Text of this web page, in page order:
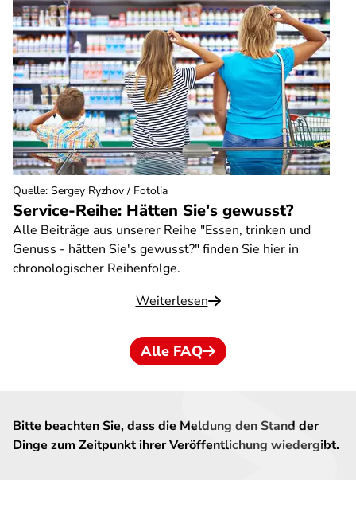
Service-Reihe: Hätten Sie's gewusst?
Alle Beiträge aus unserer Reihe "Essen, trinken und
Genuss - hätten Sie's gewusst?" finden Sie hier in
chronologischer Reihenfolge.
Weiterlesen
Quelle: Sergey Ryzhov / Fotolia
Alle FAQ
Bitte beachten Sie, dass die Meldung den Stand der
Dinge zum Zeitpunkt ihrer Veröffentlichung wiedergibt.